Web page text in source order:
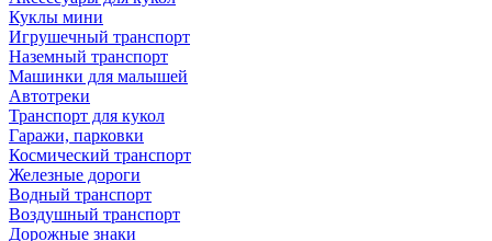
Куклы мини
Игрушечный транспорт
Наземный транспорт
Машинки для малышей
Автотреки
Транспорт для кукол
Гаражи, парковки
Космический транспорт
Железные дороги
Водный транспорт
Воздушный транспорт
Дорожные знаки